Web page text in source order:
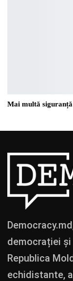
Mai multă
democrației
Republica
echidistante,